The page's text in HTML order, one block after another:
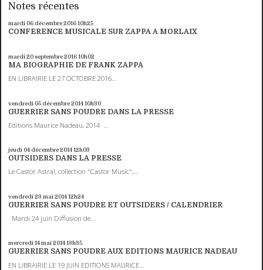
Notes récentes
mardi 06 décembre 201610h25
CONFERENCE MUSICALE SUR ZAPPA A MORLAIX
mardi 20 septembre 201610h02
MA BIOGRAPHIE DE FRANK ZAPPA
EN LIBRAIRIE LE 27 OCTOBRE 2016...
vendredi 05 décembre 201410h30
GUERRIER SANS POUDRE DANS LA PRESSE
Editions Maurice Nadeau, 2014 ...
jeudi 04 décembre 201412h03
OUTSIDERS DANS LA PRESSE
Le Castor Astral, collection "Castor Music",...
vendredi 23 mai 201412h24
GUERRIER SANS POUDRE ET OUTSIDERS / CALENDRIER
Mardi 24 juin Diffusion de...
mercredi 14mai 201413h35
GUERRIER SANS POUDRE AUX EDITIONS MAURICE NADEAU
EN LIBRAIRIE LE 19 JUIN EDITIONS MAURICE...